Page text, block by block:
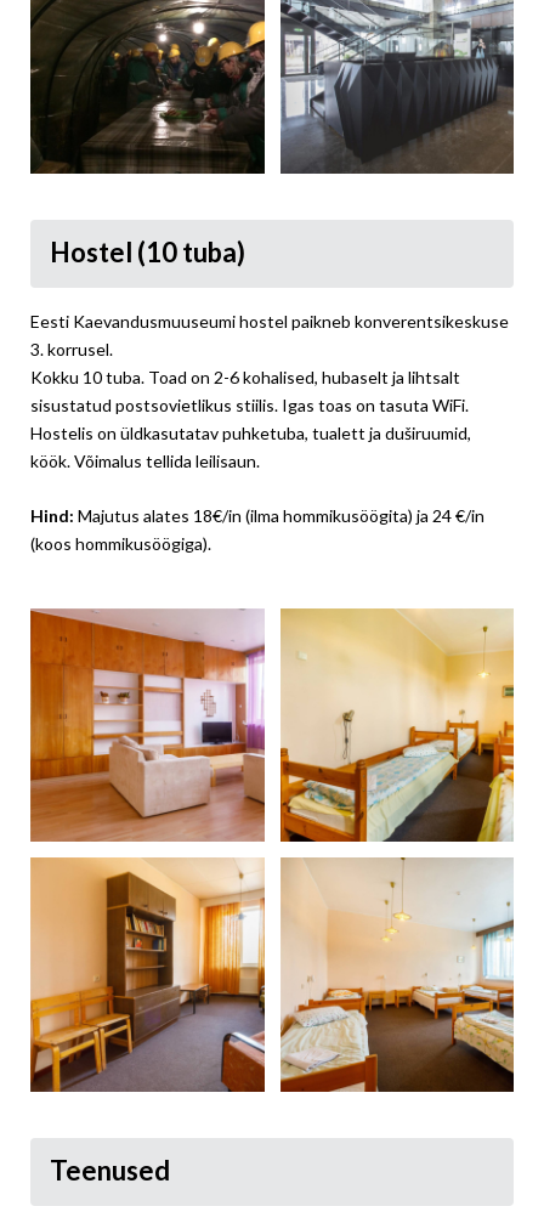
Hostel (10 tuba)
Eesti Kaevandusmuuseumi hostel paikneb konverentsikeskuse
3. korrusel.
Kokku 10 tuba. Toad on 2-6 kohalised, hubaselt ja lihtsalt
sisustatud postsovietlikus stiilis. Igas toas on tasuta WiFi.
Hostelis on üldkasutatav puhketuba, tualett ja duširuumid,
köök. Võimalus tellida leilisaun.
Hind: Majutus alates 18€/in (ilma hommikusöögita) ja 24 €/in
(koos hommikusöögiga).
Teenused